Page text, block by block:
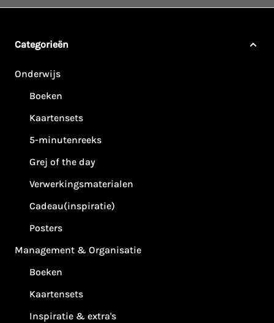
Categorieën
Onderwijs
Boeken
Kaartensets
5-minutenreeks
Grej of the day
Verwerkingsmaterialen
Cadeau(inspiratie)
Posters
Management & Organisatie
Boeken
Kaartensets
Inspiratie & extra's